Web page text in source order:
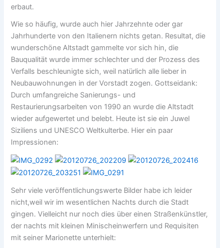
erbaut.
Wie so häufig, wurde auch hier Jahrzehnte oder gar
Jahrhunderte von den Italienern nichts getan. Resultat, die
wunderschöne Altstadt gammelte vor sich hin, die
Bauqualität wurde immer schlechter und der Prozess des
Verfalls beschleunigte sich, weil natürlich alle lieber in
Neubauwohnungen in der Vorstadt zogen. Gottseidank:
Durch umfangreiche Sanierungs- und
Restaurierungsarbeiten von 1990 an wurde die Altstadt
wieder aufgewertet und belebt. Heute ist sie ein Juwel
Siziliens und UNESCO Weltkulterbe. Hier ein paar
Impressionen:
Sehr viele veröffentlichungswerte Bilder habe ich leider
nicht,weil wir im wesentlichen Nachts durch die Stadt
gingen. Vielleicht nur noch dies über einen Straßenkünstler,
der nachts mit kleinen Minischeinwerfern und Requisiten
mit seiner Marionette unterhielt: